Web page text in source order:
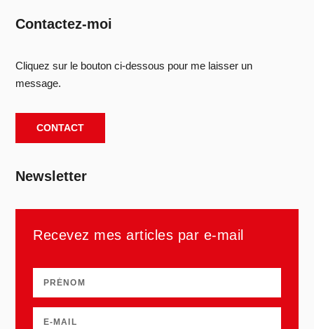
Contactez-moi
Cliquez sur le bouton ci-dessous pour me laisser un
message.
CONTACT
Newsletter
Recevez mes articles par e-mail